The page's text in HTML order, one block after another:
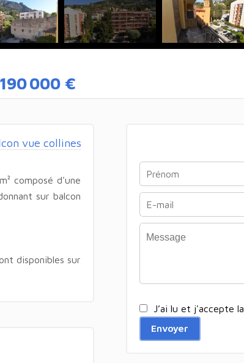
190 000 €
vue collines
composé d'une
sur balcon
disponibles sur
J’ai lu et j'accepte la
Envoyer